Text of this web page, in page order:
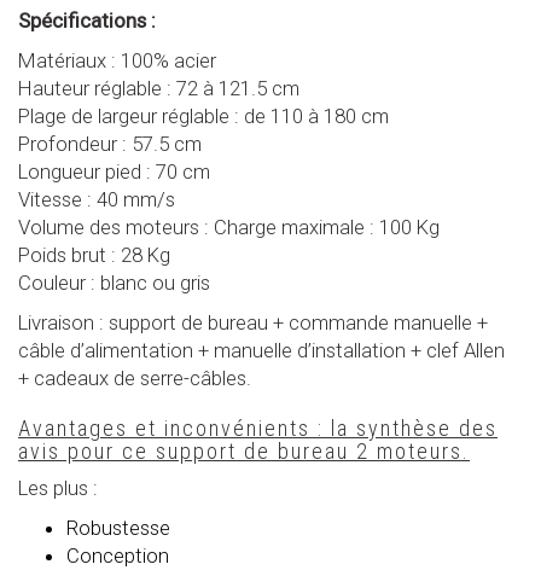
Spécifications :
Matériaux : 100% acier
Hauteur réglable : 72 à 121.5 cm
Plage de largeur réglable : de 110 à 180 cm
Profondeur : 57.5 cm
Longueur pied : 70 cm
Vitesse : 40 mm/s
Volume des moteurs : Charge maximale : 100 Kg
Poids brut : 28 Kg
Couleur : blanc ou gris
Livraison : support de bureau + commande manuelle +
câble d’alimentation + manuelle d’installation + clef Allen
+ cadeaux de serre-câbles.
Avantages et inconvénients : la synthèse des
avis pour ce support de bureau 2 moteurs.
Les plus :
Robustesse
Conception